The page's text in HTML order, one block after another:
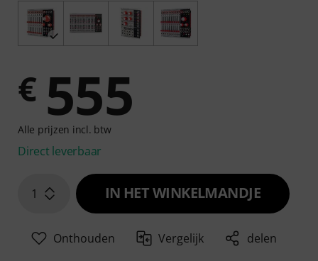
€ 555
Alle prijzen incl. btw
Direct leverbaar
1 IN HET WINKELMANDJE
Onthouden Vergelijk delen